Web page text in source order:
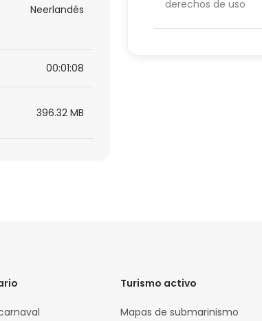
Neerlandés
00:01:08
396.32 MB
derechos de uso
Turismo activo
Mapas de submarinismo